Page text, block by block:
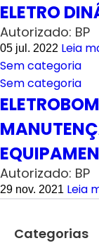
ELETRO
Autorizado: BP
05 jul. 2022 Leia
Sem categoria
Sem categoria
Autorizado: BP
29 nov. 2021 Leia
Categorias